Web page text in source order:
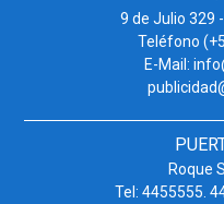
9 de Julio 329
Teléfono
E-Mail:
Roque
Tel: 4455555.